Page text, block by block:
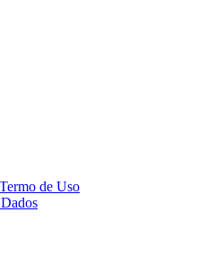
de Uso